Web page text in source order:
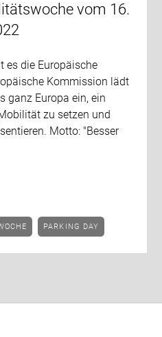
vom 16.
es die Europäische
Kommission lädt
ganz Europa ein, ein
zu setzen und
Motto: "Besser
PARKING DAY